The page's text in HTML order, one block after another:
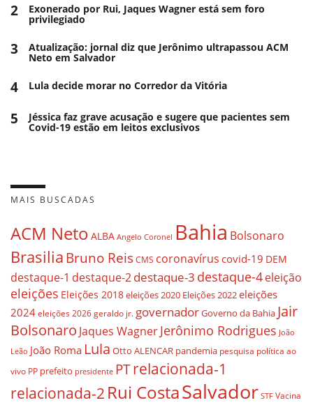
2 Exonerado por Rui, Jaques Wagner está sem foro
privilegiado
3 Atualização: jornal diz que Jerônimo ultrapassou ACM
Neto em Salvador
4 Lula decide morar no Corredor da Vitória
5 Jéssica faz grave acusação e sugere que pacientes sem
Covid-19 estão em leitos exclusivos
MAIS BUSCADAS
ACM Neto ALBA Angelo Coronel Bahia Bolsonaro
BrasiliaBruno ReisCMS coronavírus covid-19 DEM
destaque-1 destaque-2destaque-3 destaque-4eleição
eleições Eleições 2018eleições 2020 Eleições 2022eleições
2024 eleições 2026 geraldo jr. governadorGoverno da Bahia Jair
Bolsonaro Jaques WagnerJerônimo Rodrigues João
Leão João Roma Lula Otto ALENCAR pandemia pesquisa política ao
vivo PP prefeito presidente PTrelacionada-1
relacionada-2 Rui CostaSalvador STF Vacina